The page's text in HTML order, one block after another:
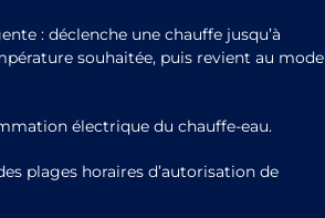
: déclenche une chauffe jusqu’à
souhaitée, puis revient au mode
électrique du chauffe-eau.
plages horaires d’autorisation de